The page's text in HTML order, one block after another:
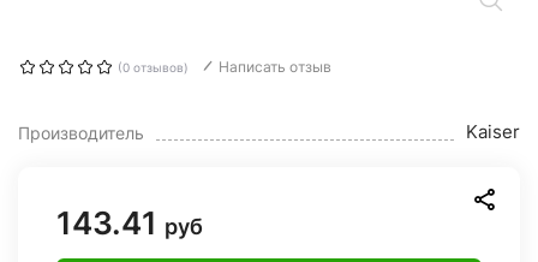
(0 отзывов) Написать отзыв
Производитель Kaiser
143.41 руб